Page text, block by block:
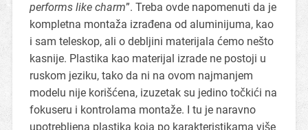
performs like charm”. Treba ovde napomenuti da je
kompletna montaža izrađena od aluminijuma, kao
i sam teleskop, ali o debljini materijala ćemo nešto
kasnije. Plastika kao materijal izrade ne postoji u
ruskom jeziku, tako da ni na ovom najmanjem
modelu nije korišćena, izuzetak su jedino točkići na
fokuseru i kontrolama montaže. I tu je naravno
upotrebljena plastika koja po karakteristikama više